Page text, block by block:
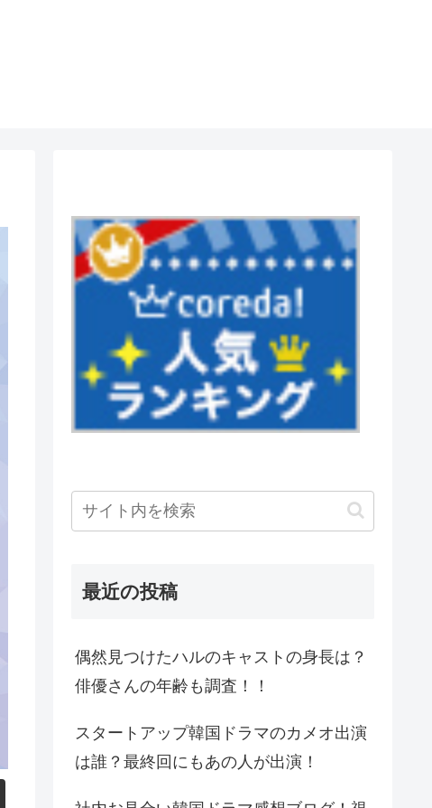
最近の投稿
偶然見つけたハルのキャストの身長は？
俳優さんの年齢も調査！！
スタートアップ韓国ドラマのカメオ出演
は誰？最終回にもあの人が出演！